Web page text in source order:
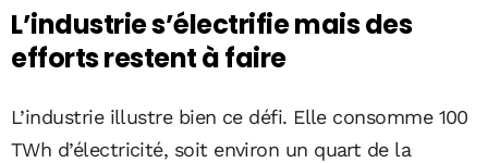
L’industrie s’électrifie mais des
efforts restent à faire
L’industrie illustre bien ce défi. Elle consomme 100
TWh d’électricité, soit environ un quart de la